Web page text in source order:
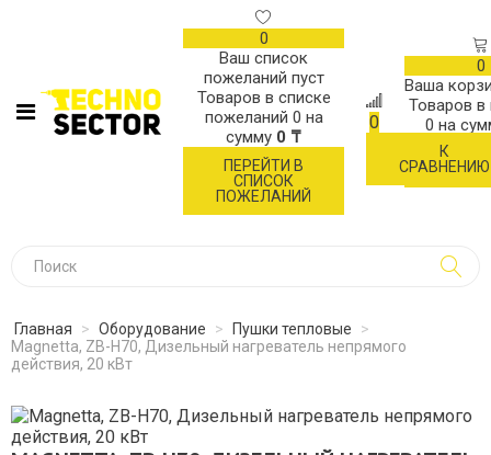
0
Ваш список
пожеланий пуст
Товаров в списке
пожеланий 0 на
сумму 0 ₸
ПЕРЕЙТИ В
СПИСОК
ПОЖЕЛАНИЙ
0
К
СРАВНЕНИЮ
0
Ваша
Товаров в
0 на
Главная > Оборудование > Пушки тепловые
>
Magnetta, ZB-H70, Дизельный нагреватель непрямого
действия, 20 кВт